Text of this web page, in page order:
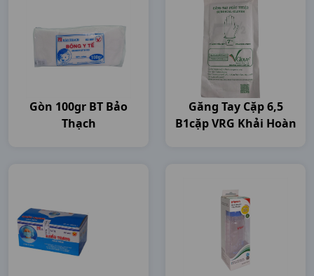
Gòn 100gr BT Bảo
Thạch
Găng Tay Cặp 6,5
B1cặp VRG Khải Hoàn